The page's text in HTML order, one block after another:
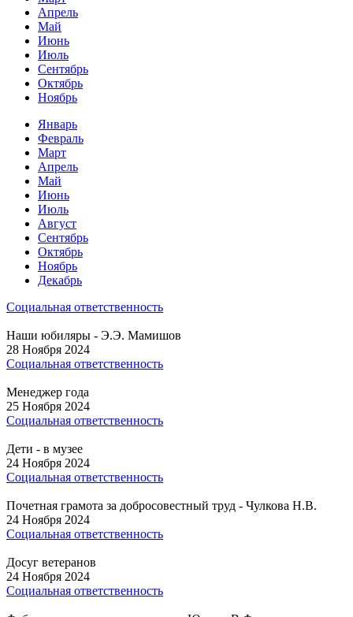
Апрель
Май
Июнь
Июль
Сентябрь
Октябрь
Ноябрь
Январь
Февраль
Март
Апрель
Май
Июнь
Июль
Август
Сентябрь
Октябрь
Ноябрь
Декабрь
Социальная ответственность
Наши юбиляры - Э.Э. Мамишов
28 Ноября 2024
Социальная ответственность
Менеджер года
25 Ноября 2024
Социальная ответственность
Дети - в музее
24 Ноября 2024
Социальная ответственность
Почетная грамота за добросовестный труд - Чулкова Н.В.
24 Ноября 2024
Социальная ответственность
Досуг ветеранов
24 Ноября 2024
Социальная ответственность